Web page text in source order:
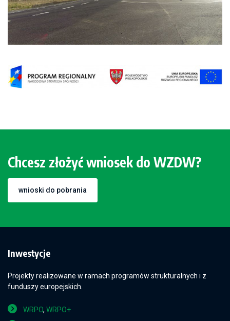
Chcesz złożyć wniosek do WZDW?
wnioski do pobrania
Inwestycje
Projekty realizowane w ramach programów strukturalnych i z
funduszy europejskich.
WRPO, WRPO+